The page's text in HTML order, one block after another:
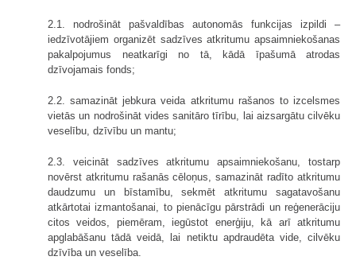
2.1. nodrošināt pašvaldības autonomās funkcijas izpildi –
iedzīvotājiem organizēt sadzīves atkritumu apsaimniekošanas
pakalpojumus neatkarīgi no tā, kādā īpašumā atrodas
dzīvojamais fonds;
2.2. samazināt jebkura veida atkritumu rašanos to izcelsmes
vietās un nodrošināt vides sanitāro tīrību, lai aizsargātu cilvēku
veselību, dzīvību un mantu;
2.3. veicināt sadzīves atkritumu apsaimniekošanu, tostarp
novērst atkritumu rašanās cēloņus, samazināt radīto atkritumu
daudzumu un bīstamību, sekmēt atkritumu sagatavošanu
atkārtotai izmantošanai, to pienācīgu pārstrādi un reģenerāciju
citos veidos, piemēram, iegūstot enerģiju, kā arī atkritumu
apglabāšanu tādā veidā, lai netiktu apdraudēta vide, cilvēku
dzīvība un veselība.